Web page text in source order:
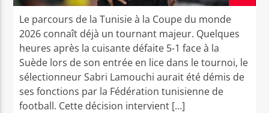
Le parcours de la Tunisie à la Coupe du monde
2026 connaît déjà un tournant majeur. Quelques
heures après la cuisante défaite 5-1 face à la
Suède lors de son entrée en lice dans le tournoi, le
sélectionneur Sabri Lamouchi aurait été démis de
ses fonctions par la Fédération tunisienne de
football. Cette décision intervient […]